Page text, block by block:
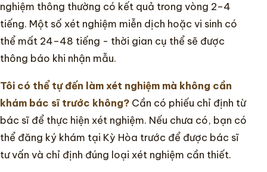
nghiệm thông thường có kết quả trong vòng 2–4
tiếng. Một số xét nghiệm miễn dịch hoặc vi sinh có
thể mất 24–48 tiếng - thời gian cụ thể sẽ được
thông báo khi nhận mẫu.
Tôi có thể tự đến làm xét nghiệm mà không cần
khám bác sĩ trước không? Cần có phiếu chỉ định từ
bác sĩ để thực hiện xét nghiệm. Nếu chưa có, bạn có
thể đăng ký khám tại Kỳ Hòa trước để được bác sĩ
tư vấn và chỉ định đúng loại xét nghiệm cần thiết.